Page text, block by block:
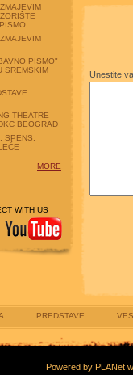
PISMO"
SREMSKIM
THEATRE
BEOGRAD
SPENS,
MORE
WITH US
Unestite
PREDSTAVE
Powered by PLANet